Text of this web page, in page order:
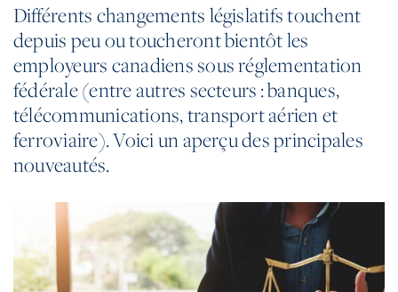
Différents changements législatifs touchent
depuis peu ou toucheront bientôt les
employeurs canadiens sous réglementation
fédérale (entre autres secteurs : banques,
télécommunications, transport aérien et
ferroviaire). Voici un aperçu des principales
nouveautés.